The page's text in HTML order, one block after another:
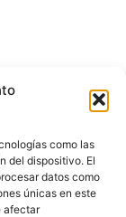
como las
del dispositivo. El
datos como
únicas en este
afectar